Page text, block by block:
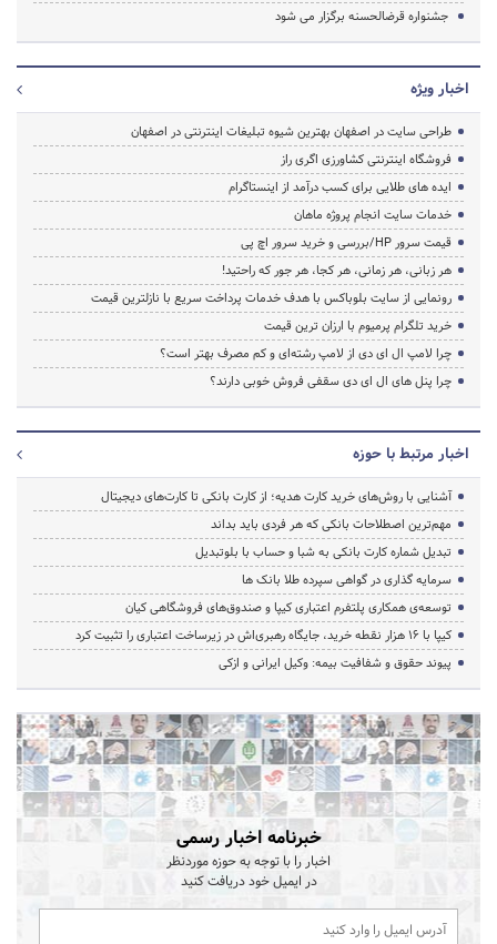
جشنواره قرض‎الحسنه برگزار می شود
اخبار ویژه
طراحی سایت در اصفهان بهترین شیوه تبلیغات اینترنتی در اصفهان
فروشگاه اینترنتی کشاورزی اگری راز
ایده های طلایی برای کسب درآمد از اینستاگرام
خدمات سایت انجام پروژه ماهان
قیمت سرور HP/بررسی و خرید سرور اچ پی
هر زبانی، هر زمانی، هر کجا، هر جور که راحتید!
رونمایی از سایت بلوباکس با هدف خدمات پرداخت سریع با نازلترین قیمت
خرید تلگرام پرمیوم با ارزان ترین قیمت
چرا لامپ ال ای دی از لامپ رشته‌ای و کم مصرف بهتر است؟
چرا پنل های ال ای دی سقفی فروش خوبی دارند؟
اخبار مرتبط با حوزه
آشنایی با روش‌های خرید کارت هدیه؛ از کارت بانکی تا کارت‌های دیجیتال
مهم‌ترین اصطلاحات بانکی که هر فردی باید بداند
تبدیل شماره کارت بانکی به شبا و حساب با بلوتبدیل
سرمایه گذاری در گواهی سپرده طلا بانک ها
توسعه‌ی همکاری‌ پلتفرم اعتباری کیپا و صندوق‌های فروشگاهی کیان
کیپا با ۱۶ هزار نقطه خرید، جایگاه رهبری‌اش در زیرساخت اعتباری را تثبیت کرد
پیوند حقوق و شفافیت بیمه: وکیل ایرانی و ازکی
خبرنامه اخبار رسمی
اخبار را با توجه به حوزه موردنظر
در ایمیل خود دریافت کنید